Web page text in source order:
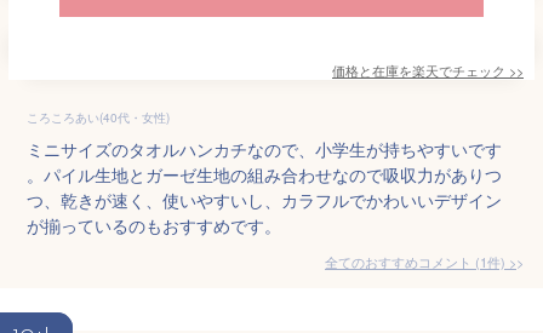
価格と在庫を楽天でチェック >>
ころころあい(40代・女性)
ミニサイズのタオルハンカチなので、小学生が持ちやすいです
。パイル生地とガーゼ生地の組み合わせなので吸収力がありつ
つ、乾きが速く、使いやすいし、カラフルでかわいいデザイン
が揃っているのもおすすめです。
全てのおすすめコメント (1件) >